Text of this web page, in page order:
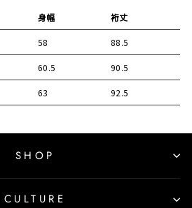
身幅 裄丈
58 88.5
60.5 90.5
63 92.5
SHOP
CULTURE